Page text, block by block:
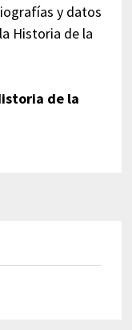
y datos
Historia de la
de la